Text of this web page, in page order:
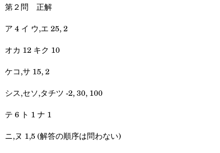
第２問 正解
ア 4 イ ウ,エ 25, 2
オカ 12 キク 10
ケコ,サ 15, 2
シス,セソ,タチツ -2, 30, 100
テ 6 ト 1 ナ 1
ニ,ヌ 1,5 (解答の順序は問わない)